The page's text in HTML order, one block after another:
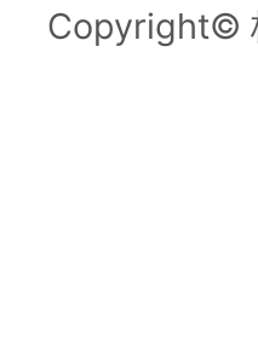
Copyright©